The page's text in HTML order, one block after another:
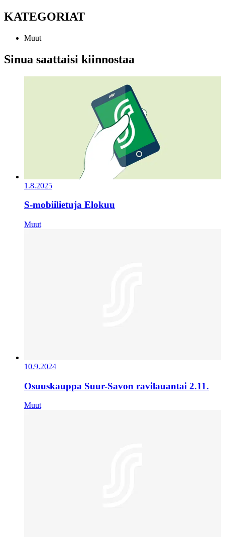
KATEGORIAT
Muut
Sinua saattaisi kiinnostaa
1.8.2025
S-mobiilietuja Elokuu
Muut
10.9.2024
Osuuskauppa Suur-Savon ravilauantai 2.11.
Muut